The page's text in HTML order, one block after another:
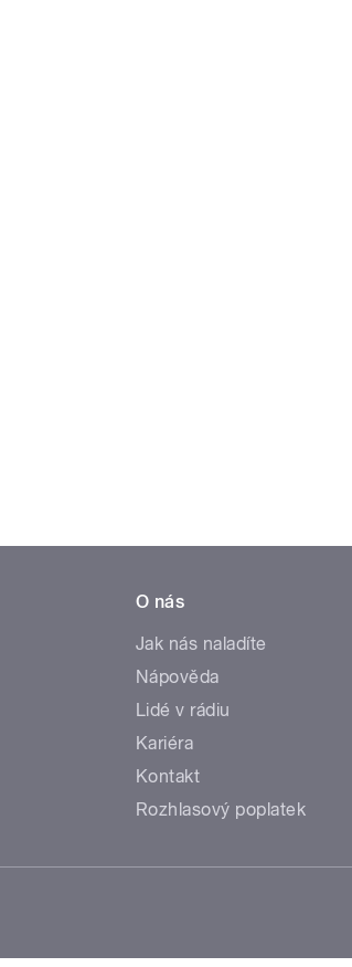
O nás
Jak nás naladíte
Nápověda
Lidé v rádiu
Kariéra
Kontakt
Rozhlasový poplatek